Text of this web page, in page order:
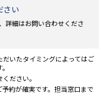
さい
詳細はお問い合わせくださ
いたタイミングによってはご
ださい。
約が確実です。担当窓口まで